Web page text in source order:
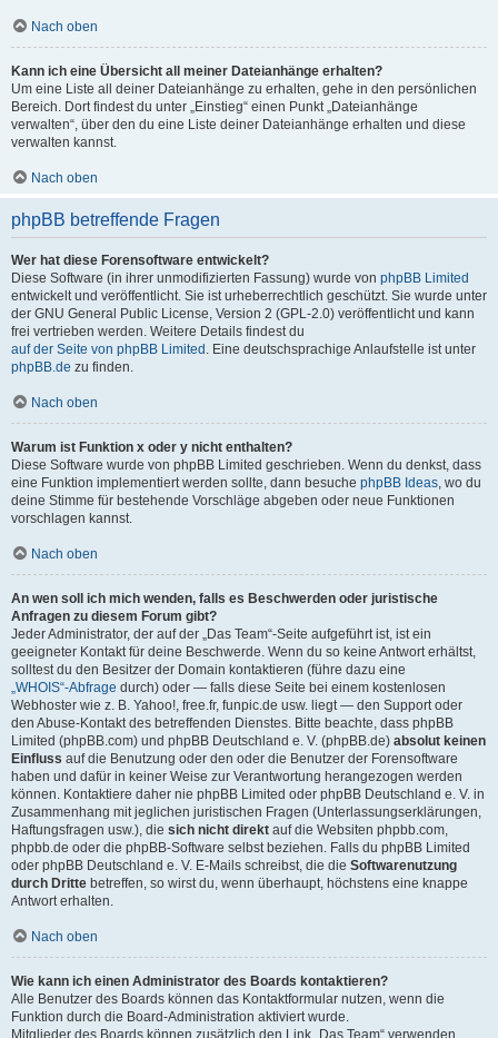
Nach oben
Kann ich eine Übersicht all meiner Dateianhänge erhalten?
Um eine Liste all deiner Dateianhänge zu erhalten, gehe in den persönlichen
Bereich. Dort findest du unter „Einstieg“ einen Punkt „Dateianhänge
verwalten“, über den du eine Liste deiner Dateianhänge erhalten und diese
verwalten kannst.
Nach oben
phpBB betreffende Fragen
Wer hat diese Forensoftware entwickelt?
Diese Software (in ihrer unmodifizierten Fassung) wurde von phpBB Limited
entwickelt und veröffentlicht. Sie ist urheberrechtlich geschützt. Sie wurde unter
der GNU General Public License, Version 2 (GPL-2.0) veröffentlicht und kann
frei vertrieben werden. Weitere Details findest du
auf der Seite von phpBB Limited . Eine deutschsprachige Anlaufstelle ist unter
phpBB.de zu finden.
Nach oben
Warum ist Funktion x oder y nicht enthalten?
Diese Software wurde von phpBB Limited geschrieben. Wenn du denkst, dass
eine Funktion implementiert werden sollte, dann besuche phpBB Ideas, wo du
deine Stimme für bestehende Vorschläge abgeben oder neue Funktionen
vorschlagen kannst.
Nach oben
An wen soll ich mich wenden, falls es Beschwerden oder juristische
Anfragen zu diesem Forum gibt?
Jeder Administrator, der auf der „Das Team“-Seite aufgeführt ist, ist ein
geeigneter Kontakt für deine Beschwerde. Wenn du so keine Antwort erhältst,
solltest du den Besitzer der Domain kontaktieren (führe dazu eine
„WHOIS“-Abfrage durch) oder — falls diese Seite bei einem kostenlosen
Webhoster wie z. B. Yahoo!, free.fr, funpic.de usw. liegt — den Support oder
den Abuse-Kontakt des betreffenden Dienstes. Bitte beachte, dass phpBB
Limited (phpBB.com) und phpBB Deutschland e. V. (phpBB.de) absolut keinen
Einfluss auf die Benutzung oder den oder die Benutzer der Forensoftware
haben und dafür in keiner Weise zur Verantwortung herangezogen werden
können. Kontaktiere daher nie phpBB Limited oder phpBB Deutschland e. V. in
Zusammenhang mit jeglichen juristischen Fragen (Unterlassungserklärungen,
Haftungsfragen usw.), die sich nicht direkt auf die Websiten phpbb.com,
phpbb.de oder die phpBB-Software selbst beziehen. Falls du phpBB Limited
oder phpBB Deutschland e. V. E-Mails schreibst, die die Softwarenutzung
durch Dritte betreffen, so wirst du, wenn überhaupt, höchstens eine knappe
Antwort erhalten.
Nach oben
Wie kann ich einen Administrator des Boards kontaktieren?
Alle Benutzer des Boards können das Kontaktformular nutzen, wenn die
Funktion durch die Board-Administration aktiviert wurde.
Mitglieder des Boards können zusätzlich den Link „Das Team“ verwenden.